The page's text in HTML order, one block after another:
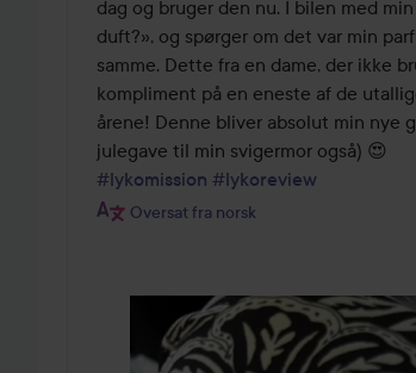
dag og bruger den nu. I bilen med
duft?», og spørger om det var min
samme. Dette fra en dame, der ikke
kompliment på en eneste af de
årene! Denne bliver absolut min nye
#lykomission #lykoreview
Oversat fra norsk